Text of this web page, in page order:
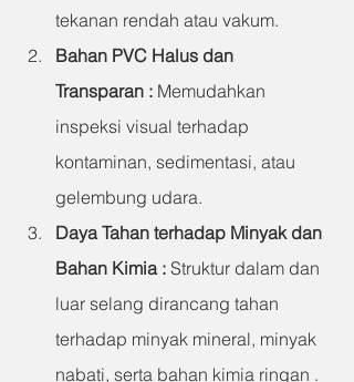
tekanan rendah atau vakum.
Bahan PVC Halus dan
Transparan : Memudahkan
inspeksi visual terhadap
kontaminan, sedimentasi, atau
gelembung udara.
Daya Tahan terhadap Minyak dan
Bahan Kimia : Struktur dalam dan
luar selang dirancang tahan
terhadap minyak mineral, minyak
nabati, serta bahan kimia ringan .